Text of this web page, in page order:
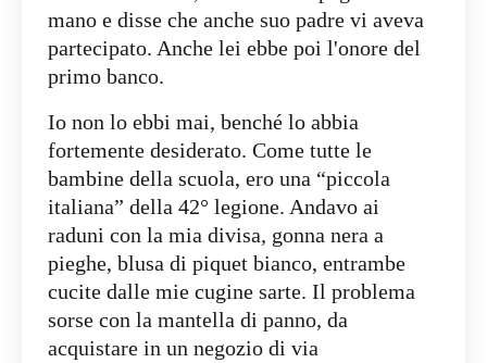
mano e disse che anche suo padre vi aveva
partecipato. Anche lei ebbe poi l'onore del
primo banco.
Io non lo ebbi mai, benché lo abbia
fortemente desiderato. Come tutte le
bambine della scuola, ero una “piccola
italiana” della 42° legione. Andavo ai
raduni con la mia divisa, gonna nera a
pieghe, blusa di piquet bianco, entrambe
cucite dalle mie cugine sarte. Il problema
sorse con la mantella di panno, da
acquistare in un negozio di via